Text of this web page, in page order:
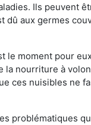
Ils peuvent
dû aux germes
le moment pour
nourriture à
ces nuisibles ne
problématiques